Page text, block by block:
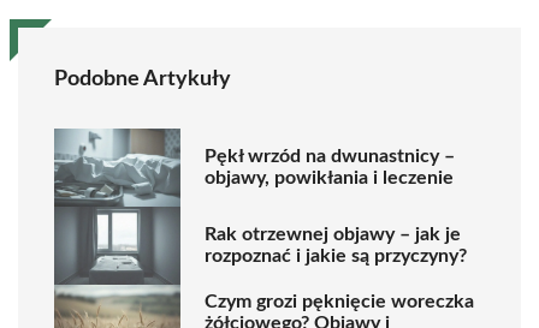
Podobne Artykuły
Pękł wrzód na dwunastnicy –
objawy, powikłania i leczenie
Rak otrzewnej objawy – jak je
rozpoznać i jakie są przyczyny?
Czym grozi pęknięcie woreczka
żółciowego? Objawy i